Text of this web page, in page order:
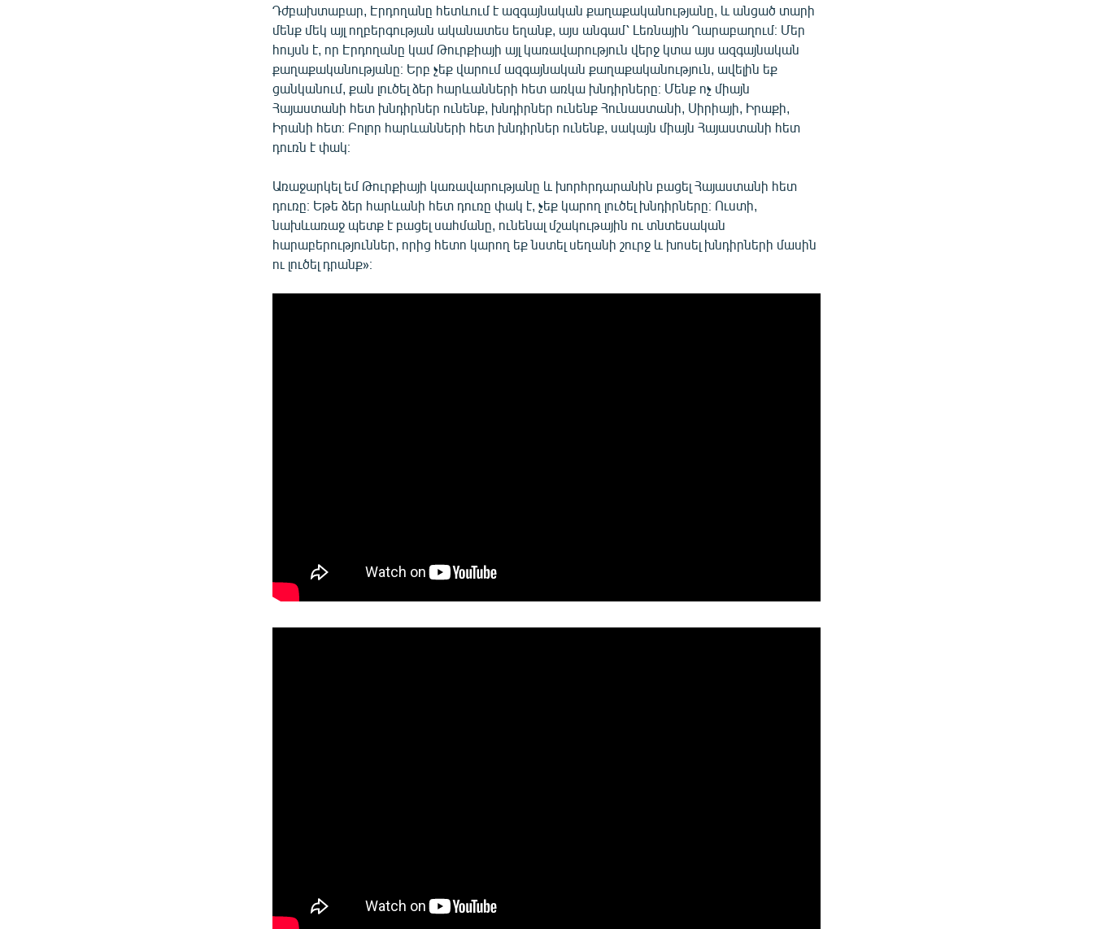
Դժբախտաբար, Էրդողանը հետևում է ազգայնական քաղաքականությանը, և անցած տարի
մենք մեկ այլ ողբերգության ականատես եղանք, այս անգամ՝ Լեռնային Ղարաբաղում։ Մեր
հույսն է, որ Էրդողանը կամ Թուրքիայի այլ կառավարություն վերջ կտա այս ազգայնական
քաղաքականությանը։ Երբ չեք վարում ազգայնական քաղաքականություն, ավելին եք
ցանկանում, քան լուծել ձեր հարևանների հետ առկա խնդիրները։ Մենք ոչ միայն
Հայաստանի հետ խնդիրներ ունենք, խնդիրներ ունենք Հունաստանի, Սիրիայի, Իրաքի,
Իրանի հետ։ Բոլոր հարևանների հետ խնդիրներ ունենք, սակայն միայն Հայաստանի հետ
դուռն է փակ։
Առաջարկել եմ Թուրքիայի կառավարությանը և խորհրդարանին բացել Հայաստանի հետ
դուռը։ Եթե ձեր հարևանի հետ դուռը փակ է, չեք կարող լուծել խնդիրները։ Ուստի,
նախևառաջ պետք է բացել սահմանը, ունենալ մշակութային ու տնտեսական
հարաբերություններ, որից հետո կարող եք նստել սեղանի շուրջ և խոսել խնդիրների մասին
ու լուծել դրանք»։